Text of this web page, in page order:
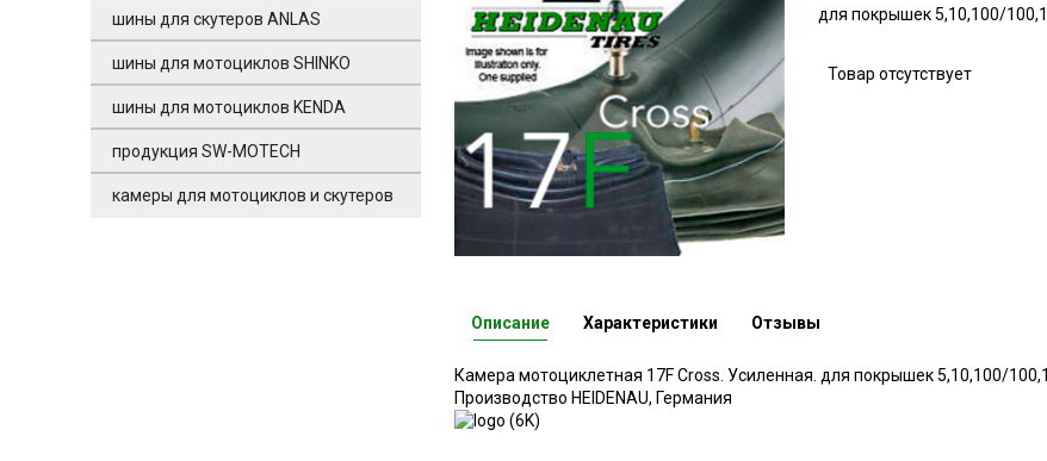
для покрышек 5,10,100/
Товар отсутствует
Описание
Камера мотоциклетная 17F Cross. Усиленная. для покрышек 5,10,100/
Производство HEIDENAU, Германия
Характеристики Отзывы
шины для скутеров ANLAS
шины для мотоциклов SHINKO
шины для мотоциклов KENDA
продукция SW-MOTECH
камеры для мотоциклов и скутеров